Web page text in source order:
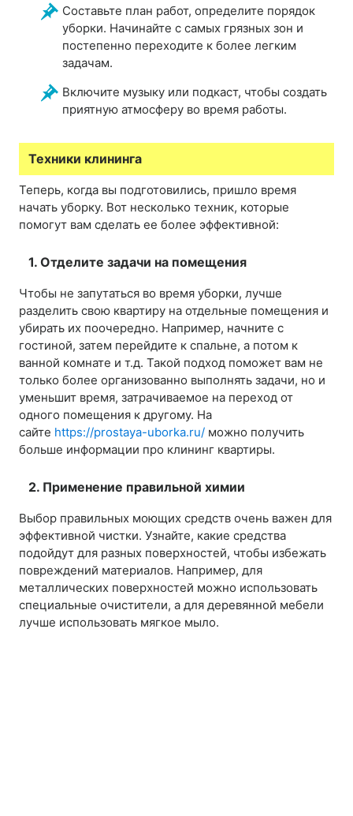
Составьте план работ, определите порядок
уборки. Начинайте с самых грязных зон и
постепенно переходите к более легким
задачам.
Включите музыку или подкаст, чтобы создать
приятную атмосферу во время работы.
Техники клининга
Теперь, когда вы подготовились, пришло время
начать уборку. Вот несколько техник, которые
помогут вам сделать ее более эффективной:
1. Отделите задачи на помещения
Чтобы не запутаться во время уборки, лучше
разделить свою квартиру на отдельные помещения и
убирать их поочередно. Например, начните с
гостиной, затем перейдите к спальне, а потом к
ванной комнате и т.д. Такой подход поможет вам не
только более организованно выполнять задачи, но и
уменьшит время, затрачиваемое на переход от
одного помещения к другому. На
сайте https://prostaya-uborka.ru/ можно получить
больше информации про клининг квартиры.
2. Применение правильной химии
Выбор правильных моющих средств очень важен для
эффективной чистки. Узнайте, какие средства
подойдут для разных поверхностей, чтобы избежать
повреждений материалов. Например, для
металлических поверхностей можно использовать
специальные очистители, а для деревянной мебели
лучше использовать мягкое мыло.